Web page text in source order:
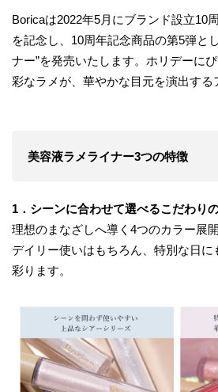
Boricaは2022年5月にブランド設立10
を記念し、10周年記念商品の第5弾と
ナー”を発売いたします。ホリデーに
彩なラメが、華やかな目元を演出する
美容液ラメライナー3つの特徴
1．シーンに合わせて選べるこだわり
理想のまなざしへ導く4つのカラー展開
デイリー使いはもちろん、特別な日に
彩ります。